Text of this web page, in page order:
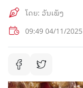
ໂດຍ: ວັນເພັງ
09:49 04/11/2025